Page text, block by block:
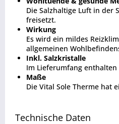
Die Salzhaltige Luft in der
freisetzt.
Wirkung
Es wird ein mildes
allgemeinen
Inkl. Salzkristalle
Im Lieferumfang
Maße
Die Vital Sole Therme hat
Technische Daten